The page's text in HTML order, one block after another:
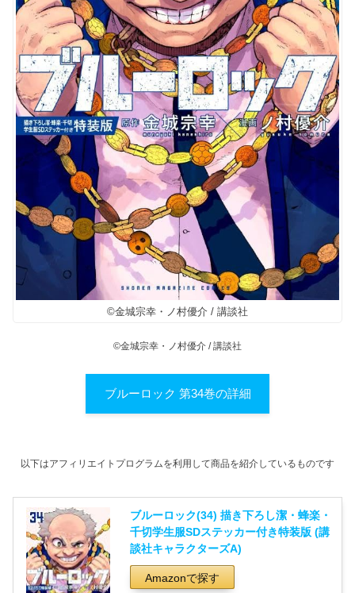
©金城宗幸・ノ村優介 / 講談社
©金城宗幸・ノ村優介 / 講談社
ブルーロック 第34巻の詳細
以下はアフィリエイトプログラムを利用して商品を紹介しているものです
ブルーロック(34) 描き下ろし潔・蜂楽・
千切学生服SDステッカー付き特装版 (講
談社キャラクターズA)
Amazonで探す